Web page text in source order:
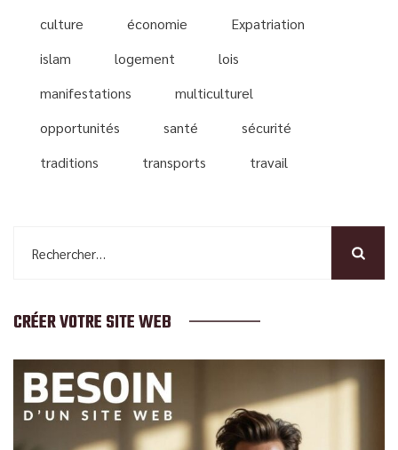
culture
économie
Expatriation
islam
logement
lois
manifestations
multiculturel
opportunités
santé
sécurité
traditions
transports travail
CRÉER VOTRE SITE WEB